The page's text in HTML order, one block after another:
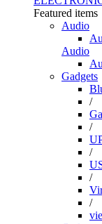
Featured items
Audio
Audio
Gadgets
/
/
/
/
/